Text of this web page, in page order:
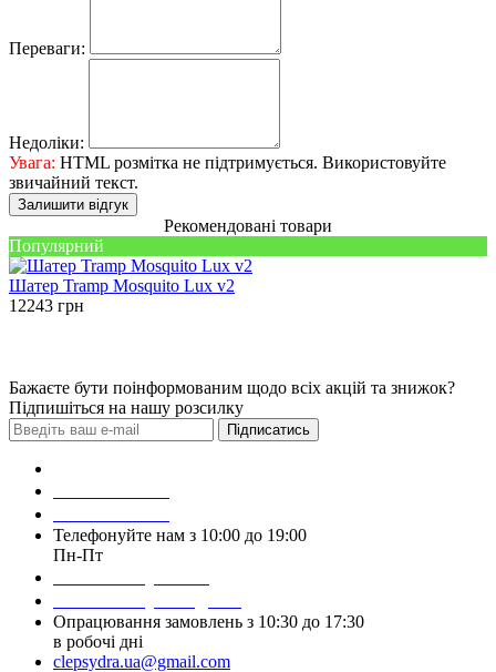
Переваги:
Недоліки:
Увага: HTML розмітка не підтримується. Використовуйте
звичайний текст.
Залишити відгук
Рекомендовані товари
Популярний
Шатер Tramp Mosquito Lux v2
12243 грн
Бажаєте бути поінформованим щодо всіх акцій та знижок?
Підпишіться на нашу розсилку
Підписатись
Телефонуйте нам з 10:00 до 19:00
Пн-Пт
Опрацювання замовлень з 10:30 до 17:30
в робочі дні
clepsydra.ua@gmail.com